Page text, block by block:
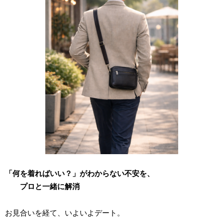
「何を着ればいい？」がわからない不安を、
プロと一緒に解消
お見合いを経て、いよいよデート。